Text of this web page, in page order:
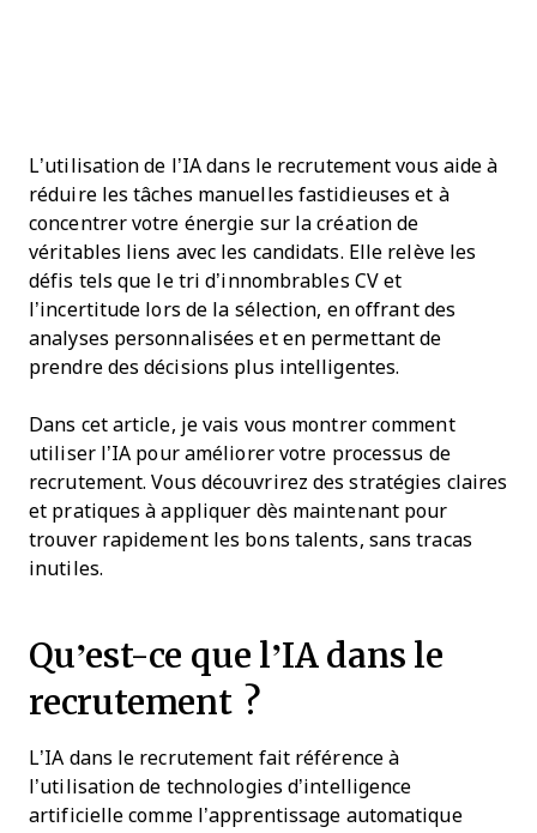
L’utilisation de l’IA dans le recrutement vous aide à
réduire les tâches manuelles fastidieuses et à
concentrer votre énergie sur la création de
véritables liens avec les candidats. Elle relève les
défis tels que le tri d’innombrables CV et
l’incertitude lors de la sélection, en offrant des
analyses personnalisées et en permettant de
prendre des décisions plus intelligentes.
Dans cet article, je vais vous montrer comment
utiliser l’IA pour améliorer votre processus de
recrutement. Vous découvrirez des stratégies claires
et pratiques à appliquer dès maintenant pour
trouver rapidement les bons talents, sans tracas
inutiles.
Qu’est-ce que l’IA dans le
recrutement ?
L’IA dans le recrutement fait référence à
l’utilisation de technologies d’intelligence
artificielle comme l’apprentissage automatique